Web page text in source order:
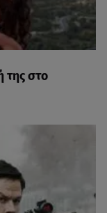
της στο